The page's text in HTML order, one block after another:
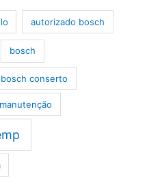
autorizado bosch
bosch
bosch conserto